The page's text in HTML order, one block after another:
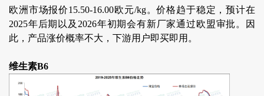
欧洲市场报价15.50-16.00欧元/kg。价格趋于稳定，预计在
2025年后期以及2026年初期会有新厂家通过欧盟审批。因
此，产品涨价概率不大，下游用户即买即用。
维生素B6